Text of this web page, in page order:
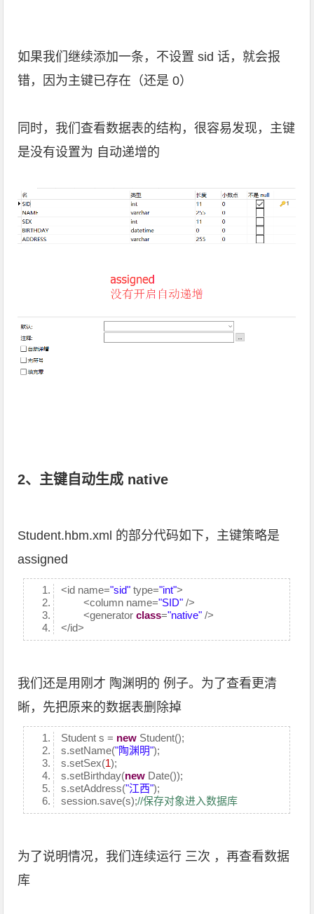
如果我们继续添加一条，不设置 sid 话，就会报
错，因为主键已存在（还是 0）
同时，我们查看数据表的结构，很容易发现，主键
是没有设置为 自动递增的
2、主键自动生成 native
Student.hbm.xml 的部分代码如下，主键策略是
assigned
<id name="sid" type="int">
<column name="SID" />
<generatorclass="native" />
</id>
我们还是用刚才 陶渊明的 例子。为了查看更清
晰，先把原来的数据表删除掉
Student s = new Student();
s.setName("陶渊明");
s.setSex(1);
s.setBirthday(new Date());
s.setAddress("江西");
session.save(s);//保存对象进入数据库
为了说明情况，我们连续运行 三次 ，再查看数据
库